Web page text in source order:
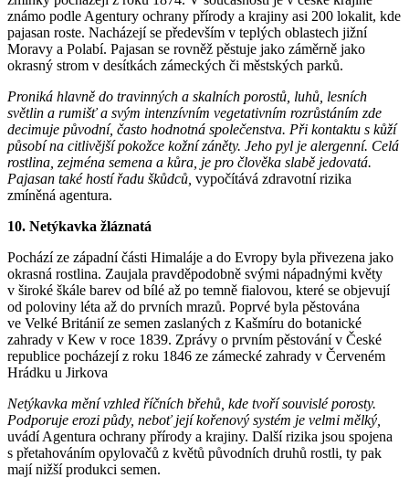
známo podle Agentury ochrany přírody a krajiny asi 200 lokalit, kde
pajasan roste. Nacházejí se především v teplých oblastech jižní
Moravy a Polabí. Pajasan se rovněž pěstuje jako záměrně jako
okrasný strom v desítkách zámeckých či městských parků.
Proniká hlavně do travinných a skalních porostů, luhů, lesních
světlin a rumišť a svým intenzívním vegetativním rozrůstáním zde
decimuje původní, často hodnotná společenstva. Při kontaktu s kůží
působí na citlivější pokožce kožní záněty. Jeho pyl je alergenní. Celá
rostlina, zejména semena a kůra, je pro člověka slabě jedovatá.
Pajasan také hostí řadu škůdců, vypočítává zdravotní rizika
zmíněná agentura.
10. Netýkavka žláznatá
Pochází ze západní části Himaláje a do Evropy byla přivezena jako
okrasná rostlina. Zaujala pravděpodobně svými nápadnými květy
v široké škále barev od bílé až po temně fialovou, které se objevují
od poloviny léta až do prvních mrazů. Poprvé byla pěstována
ve Velké Británií ze semen zaslaných z Kašmíru do botanické
zahrady v Kew v roce 1839. Zprávy o prvním pěstování v České
republice pocházejí z roku 1846 ze zámecké zahrady v Červeném
Hrádku u Jirkova
Netýkavka mění vzhled říčních břehů, kde tvoří souvislé porosty.
Podporuje erozi půdy, neboť její kořenový systém je velmi mělký,
uvádí Agentura ochrany přírody a krajiny. Další rizika jsou spojena
s přetahováním opylovačů z květů původních druhů rostli, ty pak
mají nižší produkci semen.